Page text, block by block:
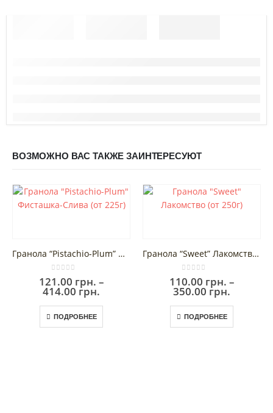
ВОЗМОЖНО ВАС ТАКЖЕ ЗАИНТЕРЕСУЮТ
Этот товар имеет несколько вариаций. Опции можно выбрать на странице товара.
Гранола “Pistachio-Plum” Фисташка-Слива (от 225г)
0 out of 5
121.00 грн. –
414.00 грн.
121.00 грн.
414.00 грн.
ПОДРОБНЕЕ
Этот товар имеет несколько вариаций. Опции можно выбрать на странице товара.
Этот товар имеет несколько вариаций. Опции можно выбрать на странице товара.
Гранола “Sweet” Лакомство (от 250г)
0 out of 5
110.00 грн. –
350.00 грн.
110.00
350.00
ПОДРОБНЕЕ
Этот товар имеет несколько вариаций. Опции можно выбрать на странице товара.